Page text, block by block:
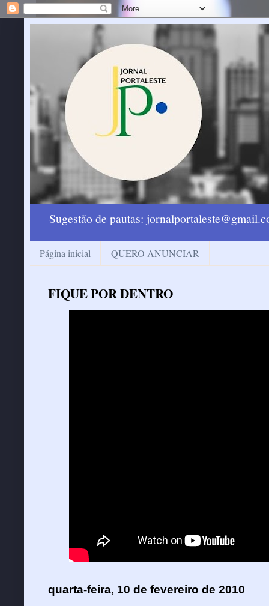
Sugestão de pautas:
Página inicial QUERO ANUNCIAR
FIQUE POR DENTRO
quarta-feira, 10 de fevereiro de 2010